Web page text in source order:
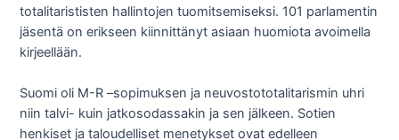
totalitarististen hallintojen tuomitsemiseksi. 101 parlamentin
jäsentä on erikseen kiinnittänyt asiaan huomiota avoimella
kirjeellään.
Suomi oli M-R –sopimuksen ja neuvostototalitarismin uhri
niin talvi- kuin jatkosodassakin ja sen jälkeen. Sotien
henkiset ja taloudelliset menetykset ovat edelleen